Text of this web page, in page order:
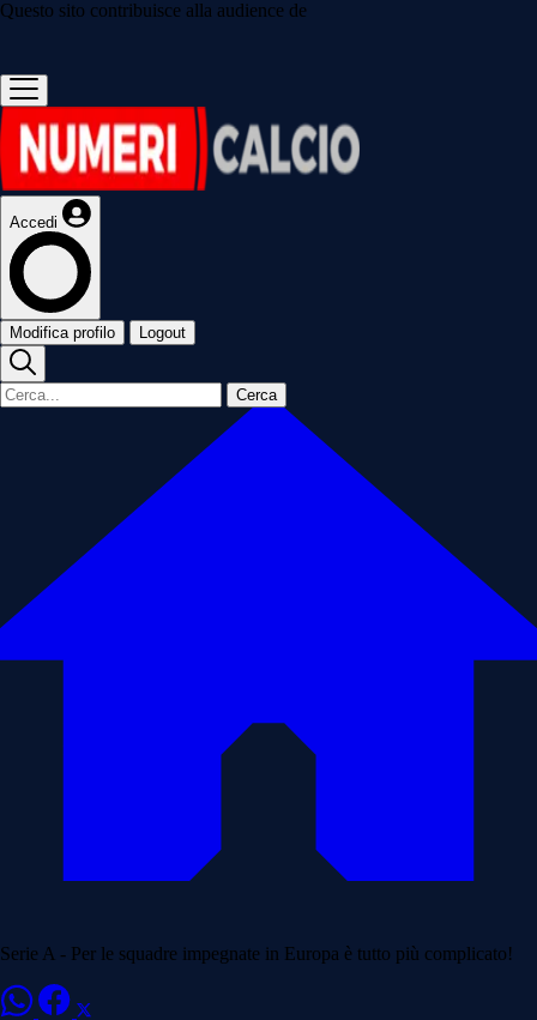
Questo sito contribuisce alla audience de
Accedi
Modifica profilo Logout
Cerca
Serie A - Per le squadre impegnate in Europa è tutto più complicato!